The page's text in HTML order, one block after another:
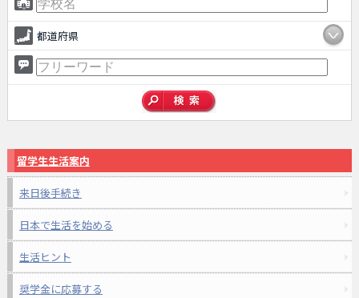
都道府県
留学生生活案内
来日後手続き
日本で生活を始める
生活ヒント
奨学金に応募する